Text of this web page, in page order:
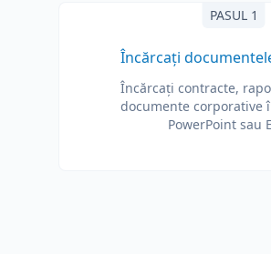
PASUL 1
Încărcați
Încărcați contracte,
documente corporative
PowerPoint sau